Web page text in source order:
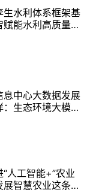
生水利体系框架基
能水利高质量发
息中心大数据发展
生态环境大模型
人工智能+”农业
智慧农业这条主